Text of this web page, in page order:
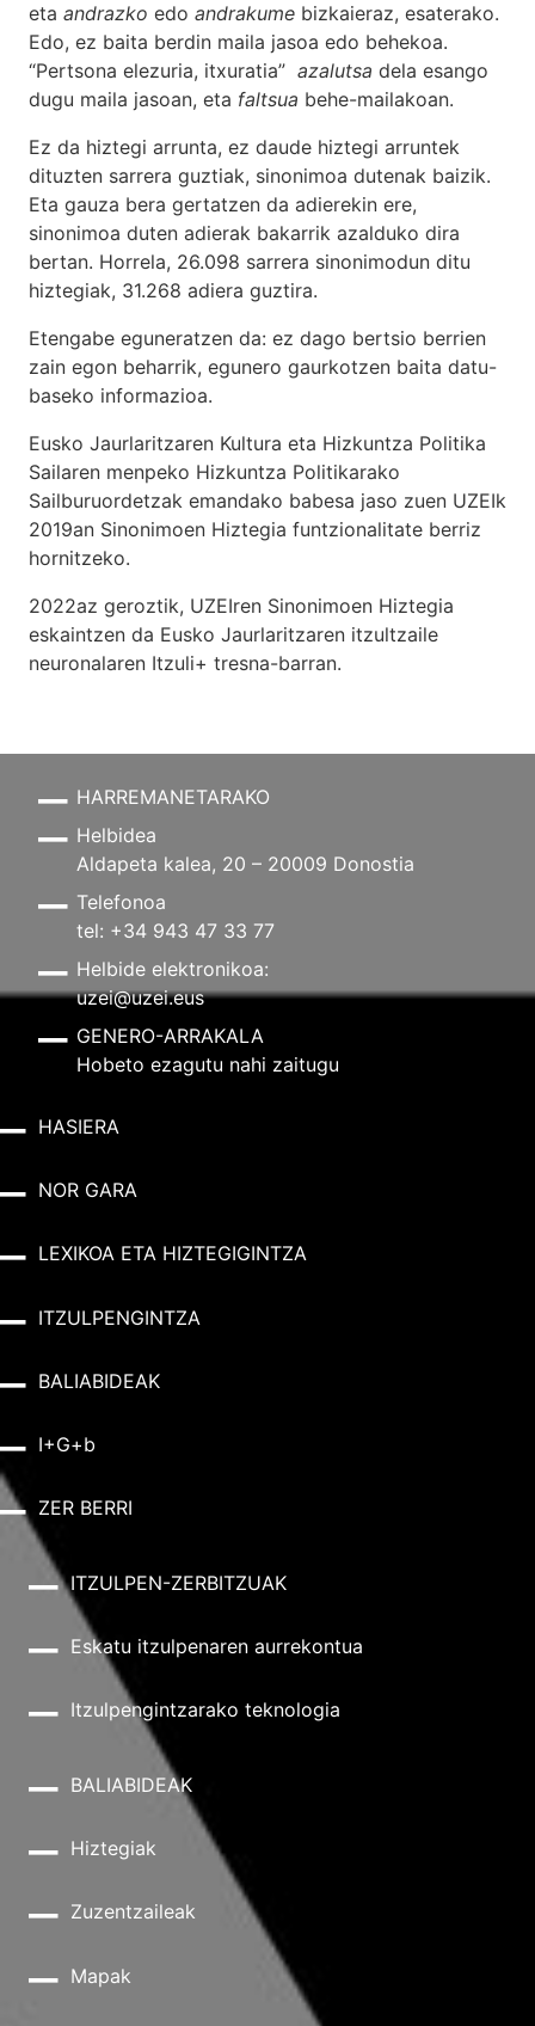
eta andrazko edo andrakume bizkaieraz, esaterako.
Edo, ez baita berdin maila jasoa edo behekoa.
“Pertsona elezuria, itxuratia” azalutsa dela esango
dugu maila jasoan, eta faltsua behe-mailakoan.
Ez da hiztegi arrunta, ez daude hiztegi arruntek
dituzten sarrera guztiak, sinonimoa dutenak baizik.
Eta gauza bera gertatzen da adierekin ere,
sinonimoa duten adierak bakarrik azalduko dira
bertan. Horrela, 26.098 sarrera sinonimodun ditu
hiztegiak, 31.268 adiera guztira.
Etengabe eguneratzen da: ez dago bertsio berrien
zain egon beharrik, egunero gaurkotzen baita datu-
baseko informazioa.
Eusko Jaurlaritzaren Kultura eta Hizkuntza Politika
Sailaren menpeko Hizkuntza Politikarako
Sailburuordetzak emandako babesa jaso zuen UZEIk
2019an Sinonimoen Hiztegia funtzionalitate berriz
hornitzeko.
2022az geroztik, UZEIren Sinonimoen Hiztegia
eskaintzen da Eusko Jaurlaritzaren itzultzaile
neuronalaren Itzuli+ tresna-barran.
HARREMANETARAKO
Helbidea
Aldapeta kalea, 20 – 20009 Donostia
Telefonoa
tel: +34 943 47 33 77
Helbide elektronikoa:
uzei@uzei.eus
GENERO-ARRAKALA
Hobeto ezagutu nahi zaitugu
HASIERA
NOR GARA
LEXIKOA ETA HIZTEGIGINTZA
ITZULPENGINTZA
BALIABIDEAK
I+G+b
ZER BERRI
ITZULPEN-ZERBITZUAK
Eskatu itzulpenaren aurrekontua
Itzulpengintzarako teknologia
BALIABIDEAK
Hiztegiak
Zuzentzaileak
Mapak